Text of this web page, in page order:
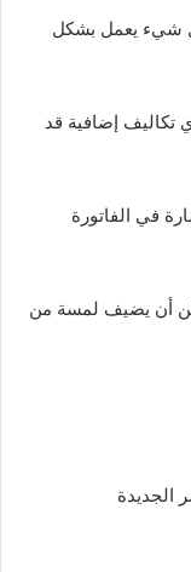
شيء يعمل بشكل
إضافية قد
في الفاتورة
كريسلر 7 للزفاف يمكن أن يضيف لمسة من